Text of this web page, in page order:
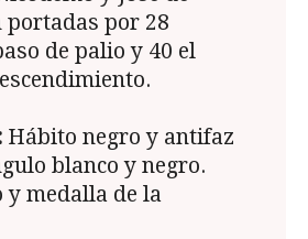
portadas por 28
de palio y 40 el
Hábito negro y antifaz
blanco y negro.
y medalla de la